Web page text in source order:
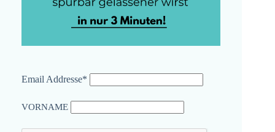
Email Addresse*
VORNAME